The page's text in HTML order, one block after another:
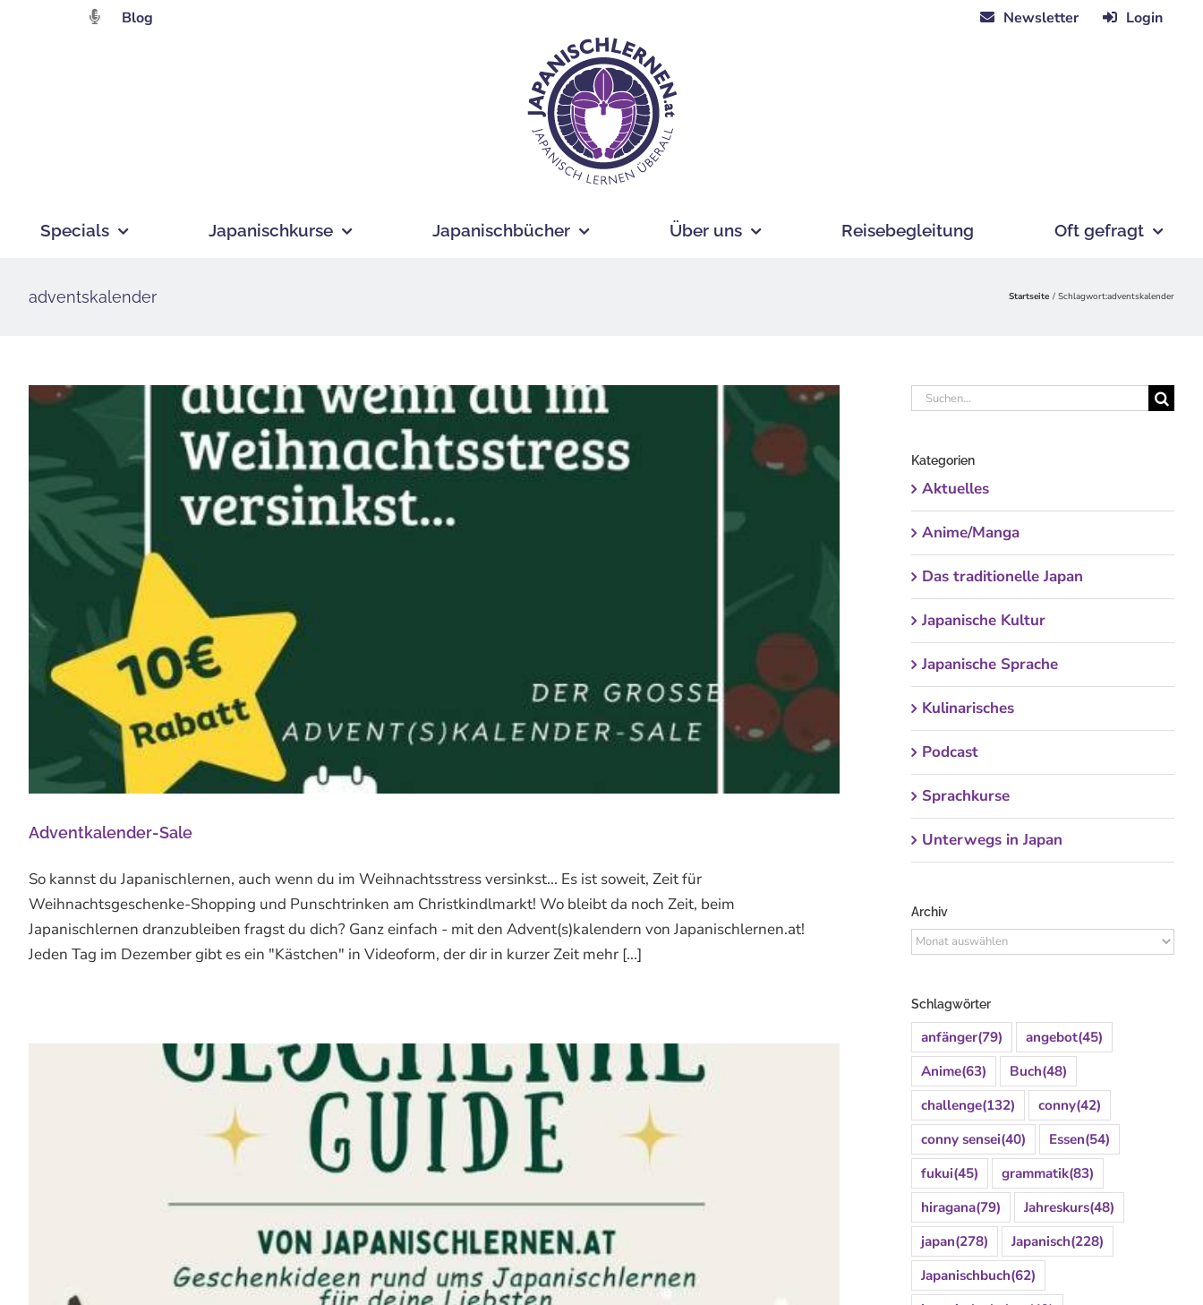
Blog Newsletter Login
Specials Japanischkurse Japanischbücher Über uns Reisebegleitung Oft gefragt
adventskalender Startseite Schlagwort:adventskalender
Adventkalender-Sale
So kannst du Japanischlernen, auch wenn du im Weihnachtsstress versinkst... Es ist soweit, Zeit für
Weihnachtsgeschenke-Shopping und Punschtrinken am Christkindlmarkt! Wo bleibt da noch Zeit, beim
Japanischlernen dranzubleiben fragst du dich? Ganz einfach - mit den Advent(s)kalendern von Japanischlernen.at!
Jeden Tag im Dezember gibt es ein "Kästchen" in Videoform, der dir in kurzer Zeit mehr [...]
Suche
Kategorien
Aktuelles
Anime/Manga
Das traditionelle Japan
Japanische Kultur
Japanische Sprache
Kulinarisches
Podcast
Sprachkurse
Unterwegs in Japan
Archiv
Archiv
Schlagwörter
anfänger(79) angebot(45)
Anime(63) Buch(48)
challenge(132) conny(42)
conny sensei(40) Essen(54)
fukui(45) grammatik(83)
hiragana(79) Jahreskurs(48)
japan(278) Japanisch(228)
Japanischbuch(62)